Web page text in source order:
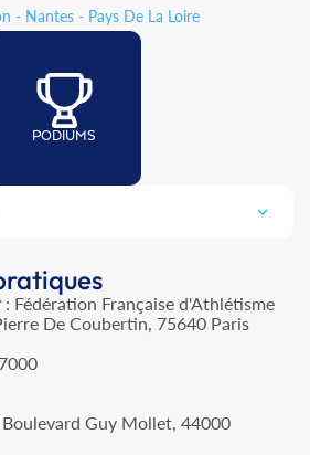
- Nantes - Pays De La Loire
PODIUMS
: Fédération Française d'Athlétisme
De Coubertin, 75640 Paris
Guy Mollet, 44000